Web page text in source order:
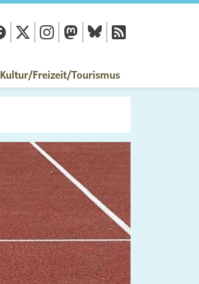
Kultur/Freizeit/Tourismus